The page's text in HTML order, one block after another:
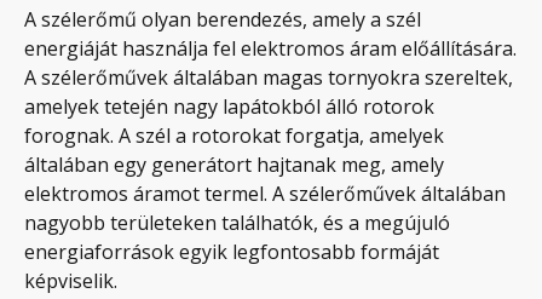
A szélerőmű olyan berendezés, amely a szél
energiáját használja fel elektromos áram előállítására.
A szélerőművek általában magas tornyokra szereltek,
amelyek tetején nagy lapátokból álló rotorok
forognak. A szél a rotorokat forgatja, amelyek
általában egy generátort hajtanak meg, amely
elektromos áramot termel. A szélerőművek általában
nagyobb területeken találhatók, és a megújuló
energiaforrások egyik legfontosabb formáját
képviselik.